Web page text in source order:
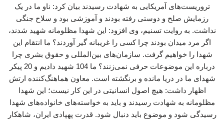
تروریست‌های آمریکایی به شهادت رسیدند بیان کرد: ناو ما در یک
رزمایش صلح و دوستی رفته بودند و آموزشی بود و سلاح جنگی
نداشت. به روایت تسنیم، وی افزود: این شهدا مظلومانه شهید شدند،
اگر مرد میدان بودند چرا کسی را غریبانه گیر آوردند؟ ما انتقام این
شهدا را خواهیم گرفت. سازمان‌های بین‌المللی و حقوق بشری چرا
درباره این موضوعات حرفی نمی‌زنند؟ ما 104 شهید دادیم و 20 پیکر
شهدای ما در دریا مانده و برنگشته است. معاون هماهنگ‌کننده ارتش
اظهار داشت: هیچ اصول انسانیتی در این کار نیست؛ این شهدا
مظلومانه به شهادت رسیدند و باید به خواسته‌های خانواده‌های شهدا
رسیدگی شود و موضوع باید دنبال شود. قدرت پهپادی ایران، شاهکار